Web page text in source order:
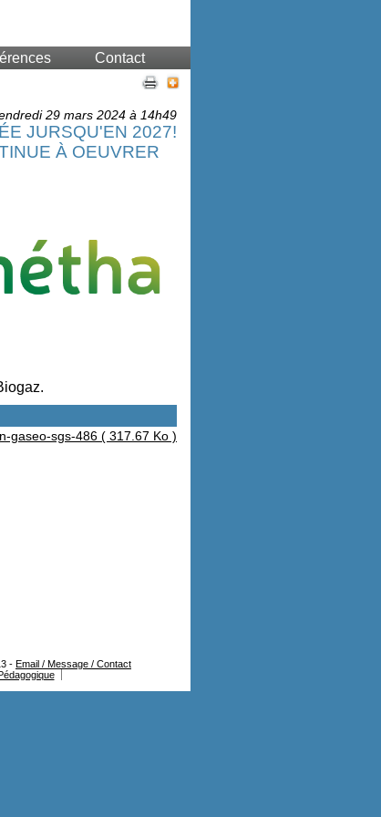
Contact
29 mars 2024 à 14h49
JURSQU'EN 2027!
À OEUVRER
gaseo-sgs-486 ( 317.67 Ko )
- Email / Message / Contact